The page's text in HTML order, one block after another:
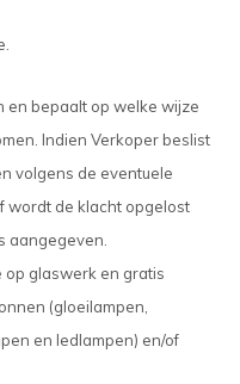
en bepaalt op welke wijze
Indien Verkoper beslist
volgens de eventuele
wordt de klacht opgelost
aangegeven.
op glaswerk en gratis
(gloeilampen,
en ledlampen) en/of